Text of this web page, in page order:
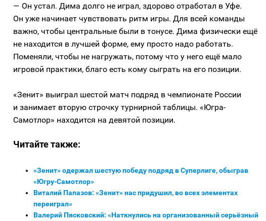
— Он устал. Дима долго не играл, здорово отработал в Уфе.
Он уже начинает чувствовать ритм игры. Для всей команды
важно, чтобы центральные были в тонусе. Дима физически ещё
не находится в лучшей форме, ему просто надо работать.
Поменяли, чтобы не нагружать, потому что у него ещё мало
игровой практики, благо есть кому сыграть на его позиции.
«Зенит» выиграл шестой матч подряд в чемпионате России
и занимает вторую строчку турнирной таблицы. «Югра-
Самотлор» находится на девятой позиции.
Читайте также:
«Зенит» одержал шестую победу подряд в Суперлиге, обыграв
«Югру-Самотлор»
Виталий Папазов: «Зенит» нас придушил, во всех элементах
переиграл»
Валерий Пясковский: «Наткнулись на организованный серьёзный